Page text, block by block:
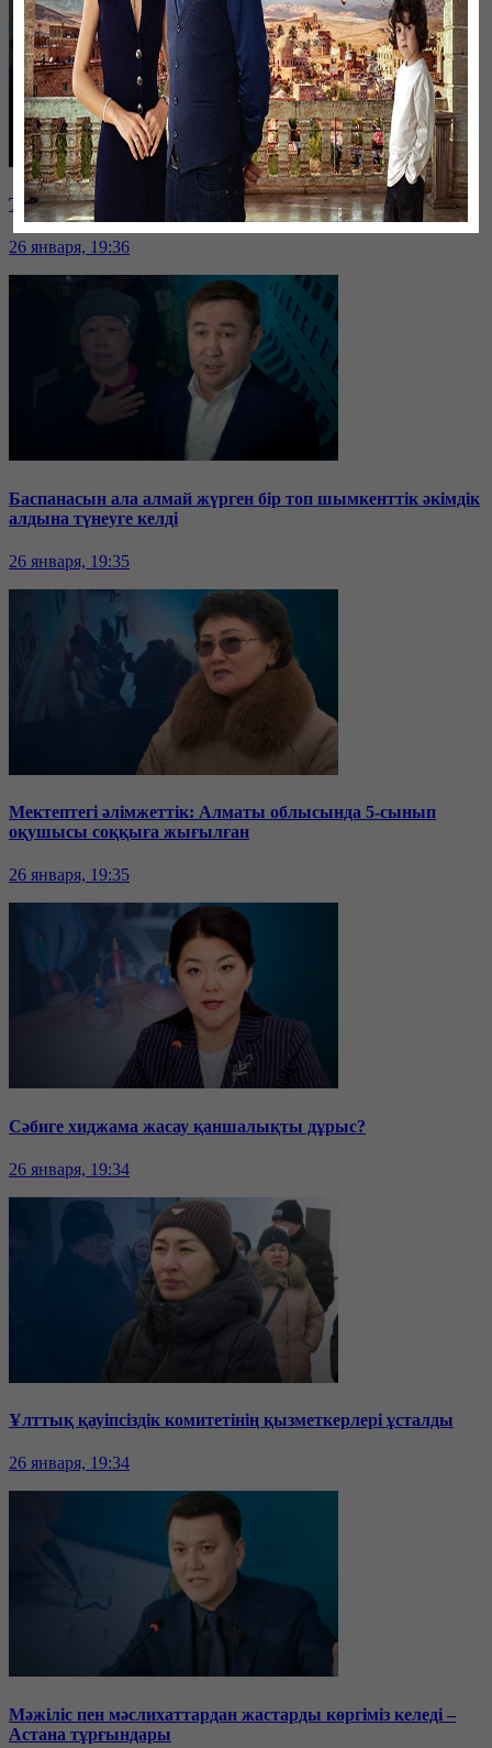
Таразда ТЭЦ қызметкерлері жалақы көтеруді талап етті
26 января, 19:36
Баспанасын ала алмай жүрген бір топ шымкенттік әкімдік
алдына түнеуге келді
26 января, 19:35
Мектептегі әлімжеттік: Алматы облысында 5-сынып
оқушысы соққыға жығылған
26 января, 19:35
Сәбиге хиджама жасау қаншалықты дұрыс?
26 января, 19:34
Ұлттық қауіпсіздік комитетінің қызметкерлері ұсталды
26 января, 19:34
Мәжіліс пен мәслихаттардан жастарды көргіміз келеді –
Астана тұрғындары